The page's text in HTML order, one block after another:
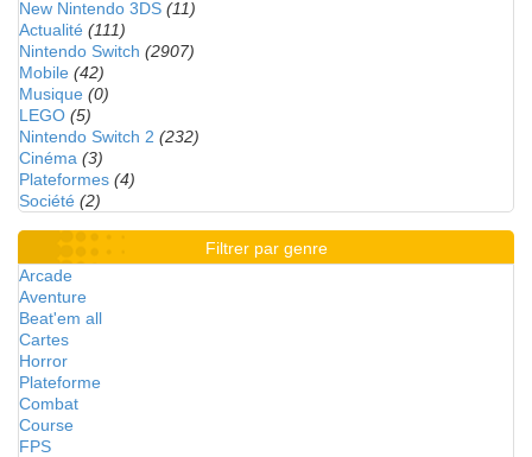
New Nintendo 3DS (11)
Actualité (111)
Nintendo Switch (2907)
Mobile (42)
Musique (0)
LEGO (5)
Nintendo Switch 2 (232)
Cinéma (3)
Plateformes (4)
Société (2)
Filtrer par genre
Arcade
Aventure
Beat'em all
Cartes
Horror
Plateforme
Combat
Course
FPS